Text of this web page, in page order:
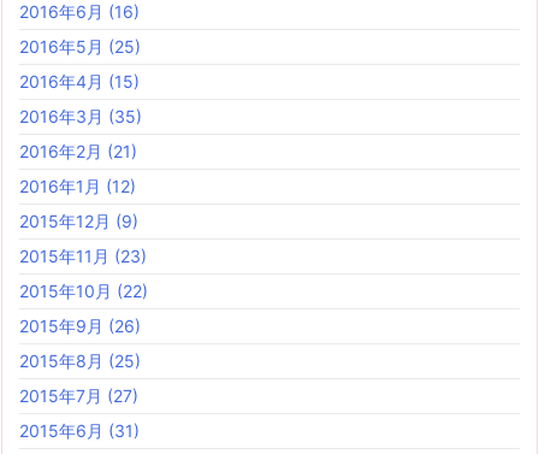
2016年6月 (16)
2016年5月 (25)
2016年4月 (15)
2016年3月 (35)
2016年2月 (21)
2016年1月 (12)
2015年12月 (9)
2015年11月 (23)
2015年10月 (22)
2015年9月 (26)
2015年8月 (25)
2015年7月 (27)
2015年6月 (31)